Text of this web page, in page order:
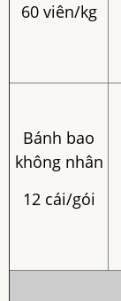
60 viên/kg
Bánh bao
không nhân
12 cái/gói